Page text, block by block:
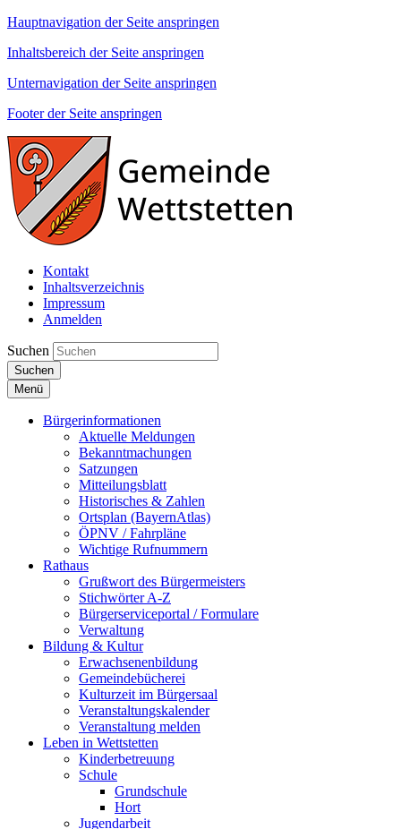
Hauptnavigation der Seite anspringen
Inhaltsbereich der Seite anspringen
Unternavigation der Seite anspringen
Footer der Seite anspringen
Kontakt
Inhaltsverzeichnis
Impressum
Anmelden
Suchen
Suchen
Menü
Bürgerinformationen
Aktuelle Meldungen
Bekanntmachungen
Satzungen
Mitteilungsblatt
Historisches & Zahlen
Ortsplan (BayernAtlas)
ÖPNV / Fahrpläne
Wichtige Rufnummern
Rathaus
Grußwort des Bürgermeisters
Stichwörter A-Z
Bürgerserviceportal / Formulare
Verwaltung
Bildung & Kultur
Erwachsenenbildung
Gemeindebücherei
Kulturzeit im Bürgersaal
Veranstaltungskalender
Veranstaltung melden
Leben in Wettstetten
Kinderbetreuung
Schule
Grundschule
Hort
Jugendarbeit